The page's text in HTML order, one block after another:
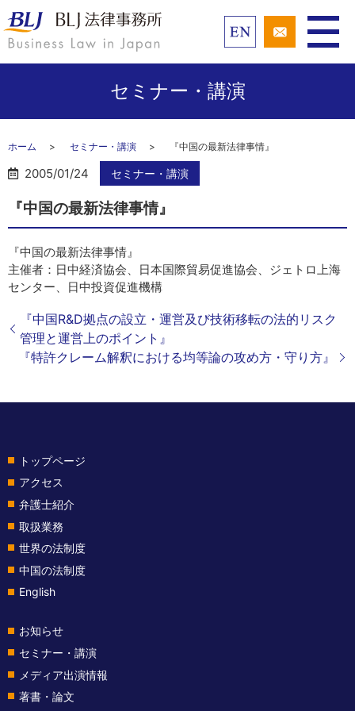
セミナー・講演
ホーム セミナー・講演 『中国の最新法律事情』
2005/01/24 セミナー・講演
『中国の最新法律事情』
『中国の最新法律事情』
主催者：日中経済協会、日本国際貿易促進協会、ジェトロ上海
センター、日中投資促進機構
『中国R&D拠点の設立・運営及び技術移転の法的リスク
管理と運営上のポイント』
『特許クレーム解釈における均等論の攻め方・守り方』
トップページ
アクセス
弁護士紹介
取扱業務
世界の法制度
中国の法制度
English
お知らせ
セミナー・講演
メディア出演情報
著書・論文